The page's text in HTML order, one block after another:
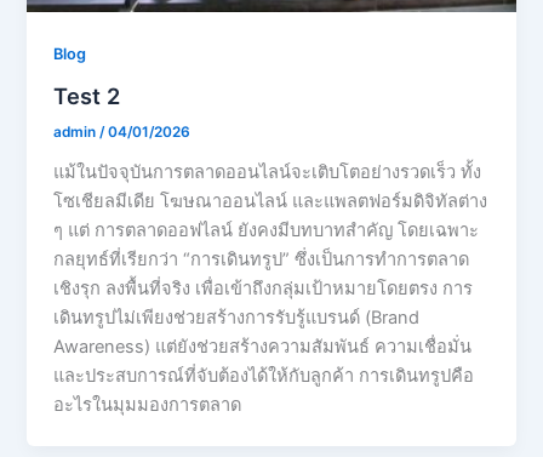
Blog
Test 2
admin/04/01/2026
แม้ในปัจจุบันการตลาดออนไลน์จะเติบโตอย่างรวดเร็ว ทั้ง
โซเชียลมีเดีย โฆษณาออนไลน์ และแพลตฟอร์มดิจิทัลต่าง
ๆ แต่ การตลาดออฟไลน์ ยังคงมีบทบาทสำคัญ โดยเฉพาะ
กลยุทธ์ที่เรียกว่า “การเดินทรูป” ซึ่งเป็นการทำการตลาด
เชิงรุก ลงพื้นที่จริง เพื่อเข้าถึงกลุ่มเป้าหมายโดยตรง การ
เดินทรูปไม่เพียงช่วยสร้างการรับรู้แบรนด์ (Brand
Awareness) แต่ยังช่วยสร้างความสัมพันธ์ ความเชื่อมั่น
และประสบการณ์ที่จับต้องได้ให้กับลูกค้า การเดินทรูปคือ
อะไรในมุมมองการตลาด